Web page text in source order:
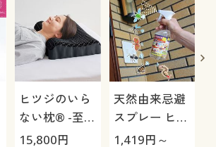
ヒツジのいら
ない枕® -至
極-
15,800円
天然由来忌避
スプレー ヒバ
ウッド
1,419円～